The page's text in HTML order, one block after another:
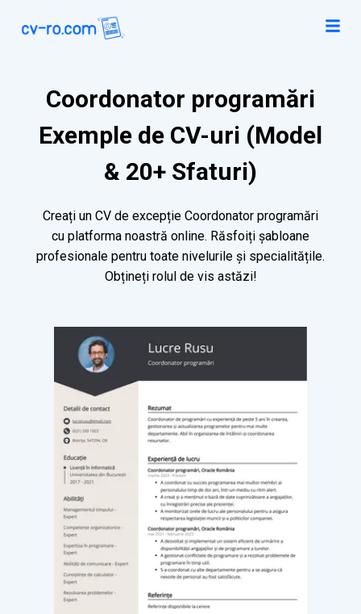
Coordonator programări
Exemple de CV-uri (Model
& 20+ Sfaturi)
Creați un CV de excepție Coordonator programări
cu platforma noastră online. Răsfoiți șabloane
profesionale pentru toate nivelurile și specialitățile.
Obțineți rolul de vis astăzi!